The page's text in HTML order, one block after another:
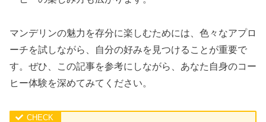
マンデリンの魅力を存分に楽しむためには、色々なアプロ
ーチを試しながら、自分の好みを見つけることが重要で
す。ぜひ、この記事を参考にしながら、あなた自身のコー
ヒー体験を深めてみてください。